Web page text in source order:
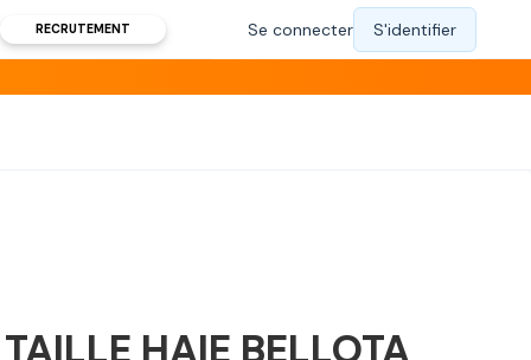
RECRUTEMENT